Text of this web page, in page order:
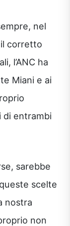
nel
corretto
l’ANC ha
Miani e ai
di entrambi
sarebbe
scelte
nostra
non